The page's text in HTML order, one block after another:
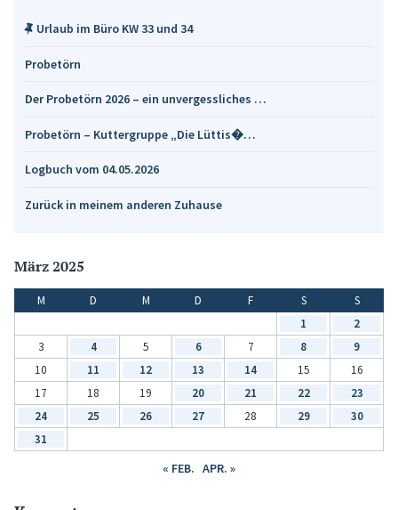
Urlaub im Büro KW 33 und 34
Probetörn
Der Probetörn 2026 – ein unvergessliches …
Probetörn – Kuttergruppe „Die Lüttis�…
Logbuch vom 04.05.2026
Zurück in meinem anderen Zuhause
März 2025
M D M D F S
S
1
2
3
4 5 6 7 8
9
10
11 12 13 14 15
16
17
18 19 20 21 22
23
24
25 26 27 28 29
30
31
« FEB. APR. »